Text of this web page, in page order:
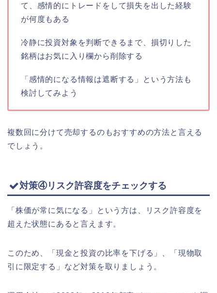
て、感情的にトレードをして損失を出した経験
が何度もある
冷静に投資対象を判断できるまで、損切りした
銘柄はお気に入り欄から削除する
「感情的になる情報は遮断する」という方法も
検討してみよう
複数回に分けて売却するのもおすすめの方法と言える
でしょう。
対策④リスク許容度をチェックする
「株価が常に気になる」という方は、リスク許容度を
超えた状態にあると言えます。
このため、「現金と投資の比率を下げる」、「現物取
引に限定する」など対策を取りましょう。